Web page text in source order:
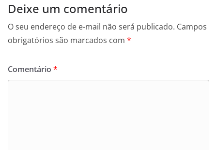
Deixe um comentário
O seu endereço de e-mail não será publicado. Campos
obrigatórios são marcados com *
Comentário *